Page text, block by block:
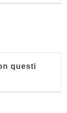
questi